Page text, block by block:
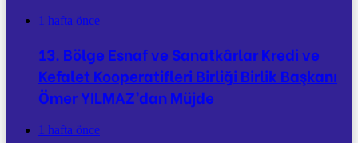
1 hafta önce
13. Bölge Esnaf ve Sanatkârlar Kredi ve
Kefalet Kooperatifleri Birliği Birlik Başkanı
Ömer YILMAZ’dan Müjde
1 hafta önce